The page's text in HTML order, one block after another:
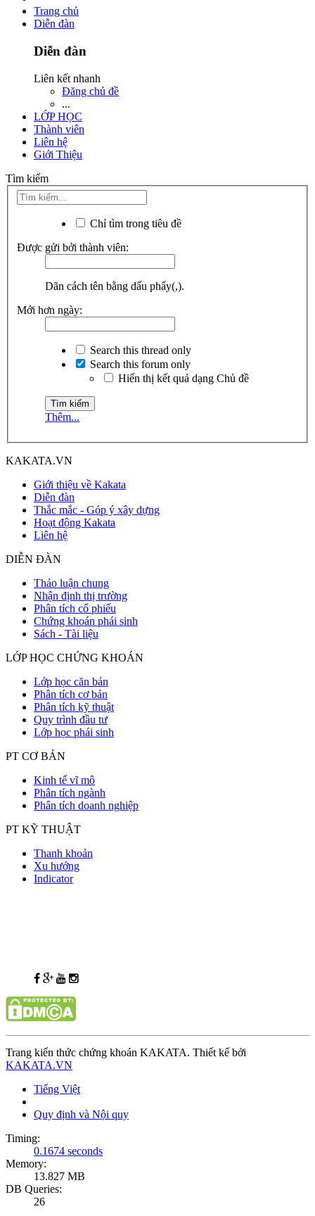
Trang chủ
Diễn đàn
Diễn đàn
Liên kết nhanh
Đăng chủ đề
...
LỚP HỌC
Thành viên
Liên hệ
Giới Thiệu
Tìm kiếm
Chỉ tìm trong tiêu đề
Được gửi bởi thành viên:
Dãn cách tên bằng dấu phẩy(,).
Mới hơn ngày:
Search this thread only
Search this forum only
Hiển thị kết quả dạng Chủ đề
Thêm...
KAKATA.VN
Giới thiệu về Kakata
Diễn đàn
Thắc mắc - Góp ý xây dựng
Hoạt động Kakata
Liên hệ
DIỄN ĐÀN
Thảo luận chung
Nhận định thị trường
Phân tích cổ phiếu
Chứng khoán phái sinh
Sách - Tài liệu
LỚP HỌC CHỨNG KHOÁN
Lớp học căn bản
Phân tích cơ bản
Phân tích kỹ thuật
Quy trình đầu tư
Lớp học phái sinh
PT CƠ BẢN
Kinh tế vĩ mô
Phân tích ngành
Phân tích doanh nghiệp
PT KỸ THUẬT
Thanh khoản
Xu hướng
Indicator
Trang kiến thức chứng khoán KAKATA. Thiết kế bởi
KAKATA.VN
Tiếng Việt
Quy định và Nội quy
Timing:
0.1674 seconds
Memory:
13.827 MB
DB Queries:
26